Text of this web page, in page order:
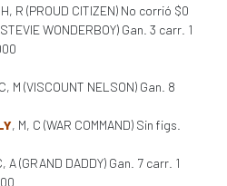
R (PROUD CITIZEN) No corrió $0
WONDERBOY) Gan. 3 carr. 1
M (VISCOUNT NELSON) Gan. 8
, M, C (WAR COMMAND) Sin figs.
A (GRAND DADDY) Gan. 7 carr. 1